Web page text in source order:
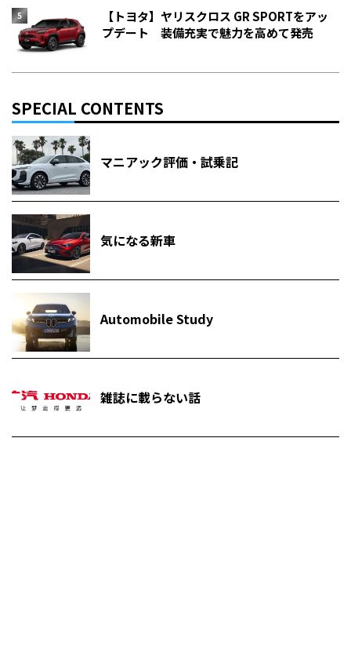
【トヨタ】ヤリスクロス GR SPORTをアッ
プデート 装備充実で魅力を高めて発売
SPECIAL CONTENTS
マニアック評価・試乗記
気になる新車
Automobile Study
雑誌に載らない話